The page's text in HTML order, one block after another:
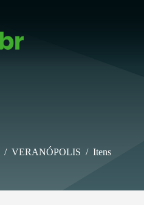
/ VERANÓPOLIS / Itens